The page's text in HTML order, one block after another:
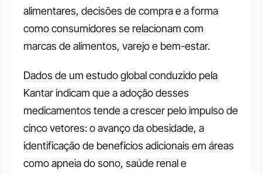
alimentares, decisões de compra e a forma
como consumidores se relacionam com
marcas de alimentos, varejo e bem-estar.
Dados de um estudo global conduzido pela
Kantar indicam que a adoção desses
medicamentos tende a crescer pelo impulso de
cinco vetores: o avanço da obesidade, a
identificação de benefícios adicionais em áreas
como apneia do sono, saúde renal e